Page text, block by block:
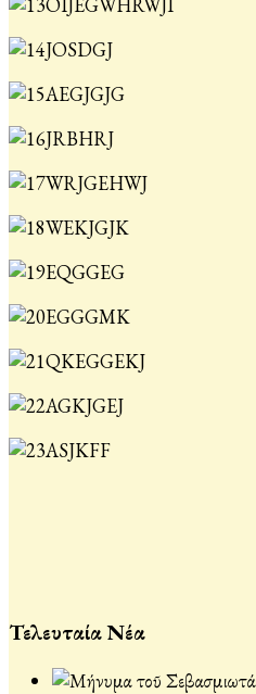
Τελευταία Νέα